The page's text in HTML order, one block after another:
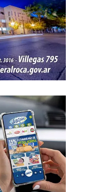
comitiva provincial
internacionales y
fortalecer vínculos que
a nuevas
el crecimiento de